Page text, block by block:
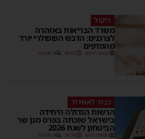
ריקול
משרד הבריאות באזהרה
לצרכנים: הדבש הפופולרי יורד
מהמדפים
מנחם דויטש 06:57 1 תגובות
כבוד לאשדוד
הרשות הגדולה היחידה
בישראל שזכתה בפרס מגן שר
הביטחון לשנת 2026
מנחם דויטש 18:36 1 תגובות